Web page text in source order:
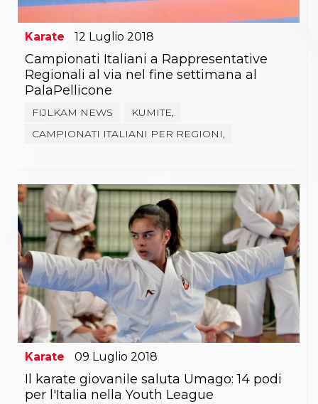
Karate 12 Luglio 2018
Campionati Italiani a Rappresentative
Regionali al via nel fine settimana al
PalaPellicone
FIJLKAM NEWS
KUMITE,
CAMPIONATI ITALIANI PER REGIONI,
Karate 09 Luglio 2018
Il karate giovanile saluta Umago: 14 podi
per l'Italia nella Youth League